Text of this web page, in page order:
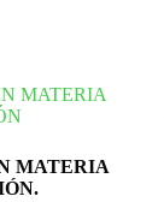
MATERIA